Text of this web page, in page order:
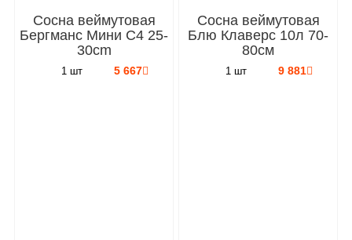
Сосна веймутовая
Бергманс Мини C4 25-
30cm
1 шт 5 667
Сосна веймутовая
Блю Клаверс 10л 70-
80см
1 шт 9 881